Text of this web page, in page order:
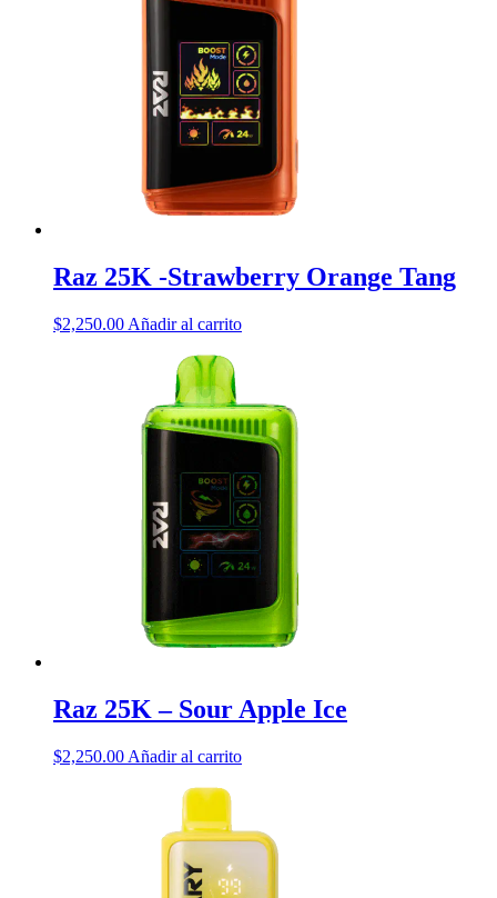
Raz 25K -Strawberry Orange Tang
$2,250.00 Añadir al carrito
Raz 25K – Sour Apple Ice
$2,250.00 Añadir al carrito